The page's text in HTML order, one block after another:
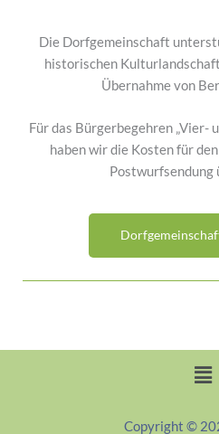
Die Dorfgemeinschaft
historischen
Übernahme von
Für das Bürgerbegehren „Vier-
haben wir die Kosten für
Postwurfsendung
Copyright ©